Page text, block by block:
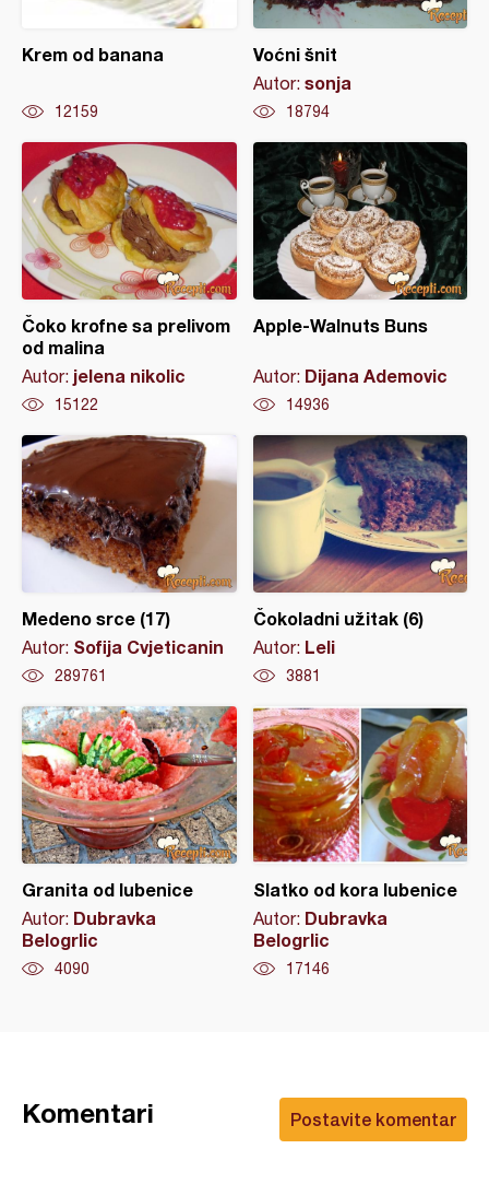
Krem od banana
12159
Voćni šnit
Autor: sonja
18794
Čoko krofne sa prelivom
od malina
Autor: jelena nikolic
15122
Apple-Walnuts Buns
Autor: Dijana Ademovic
14936
Medeno srce (17)
Autor: Sofija Cvjeticanin
289761
Čokoladni užitak (6)
Autor: Leli
3881
Granita od lubenice
Autor: Dubravka
Belogrlic
4090
Slatko od kora lubenice
Autor: Dubravka
Belogrlic
17146
Postavite komentar
Komentari